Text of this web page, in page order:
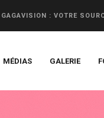
: VOTRE
MÉDIAS GALERIE